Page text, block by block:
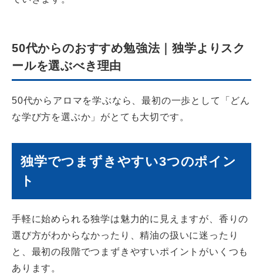
50代からのおすすめ勉強法｜独学よりスク
ールを選ぶべき理由
50代からアロマを学ぶなら、最初の一歩として「どん
な学び方を選ぶか」がとても大切です。
独学でつまずきやすい3つのポイン
ト
手軽に始められる独学は魅力的に見えますが、香りの
選び方がわからなかったり、精油の扱いに迷ったり
と、最初の段階でつまずきやすいポイントがいくつも
あります。